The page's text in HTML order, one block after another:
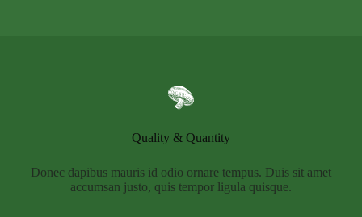
Quality & Quantity
Donec dapibus mauris id odio ornare tempus. Duis sit amet
accumsan justo, quis tempor ligula quisque.